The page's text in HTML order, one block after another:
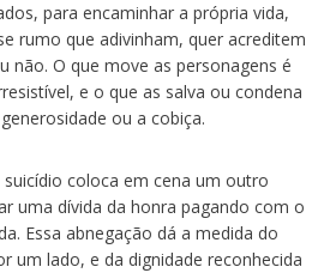
para encaminhar a própria vida,
rumo que adivinham, quer acreditem
não. O que move as personagens é
e o que as salva ou condena
ou a cobiça.
coloca em cena um outro
uma dívida da honra pagando com o
Essa abnegação dá a medida do
um lado, e da dignidade reconhecida